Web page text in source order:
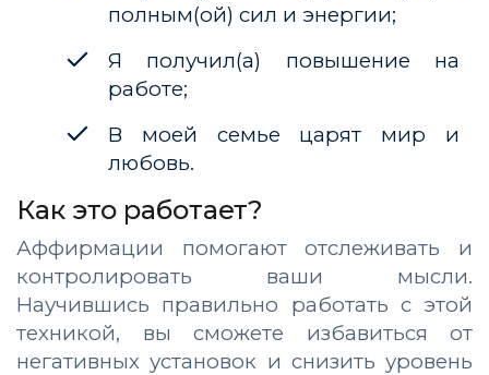
полным(ой) сил и энергии;
Я получил(а) повышение на
работе;
В моей семье царят мир и
любовь.
Как это работает?
Аффирмации помогают отслеживать и
контролировать ваши мысли.
Научившись правильно работать с этой
техникой, вы сможете избавиться от
негативных установок и снизить уровень